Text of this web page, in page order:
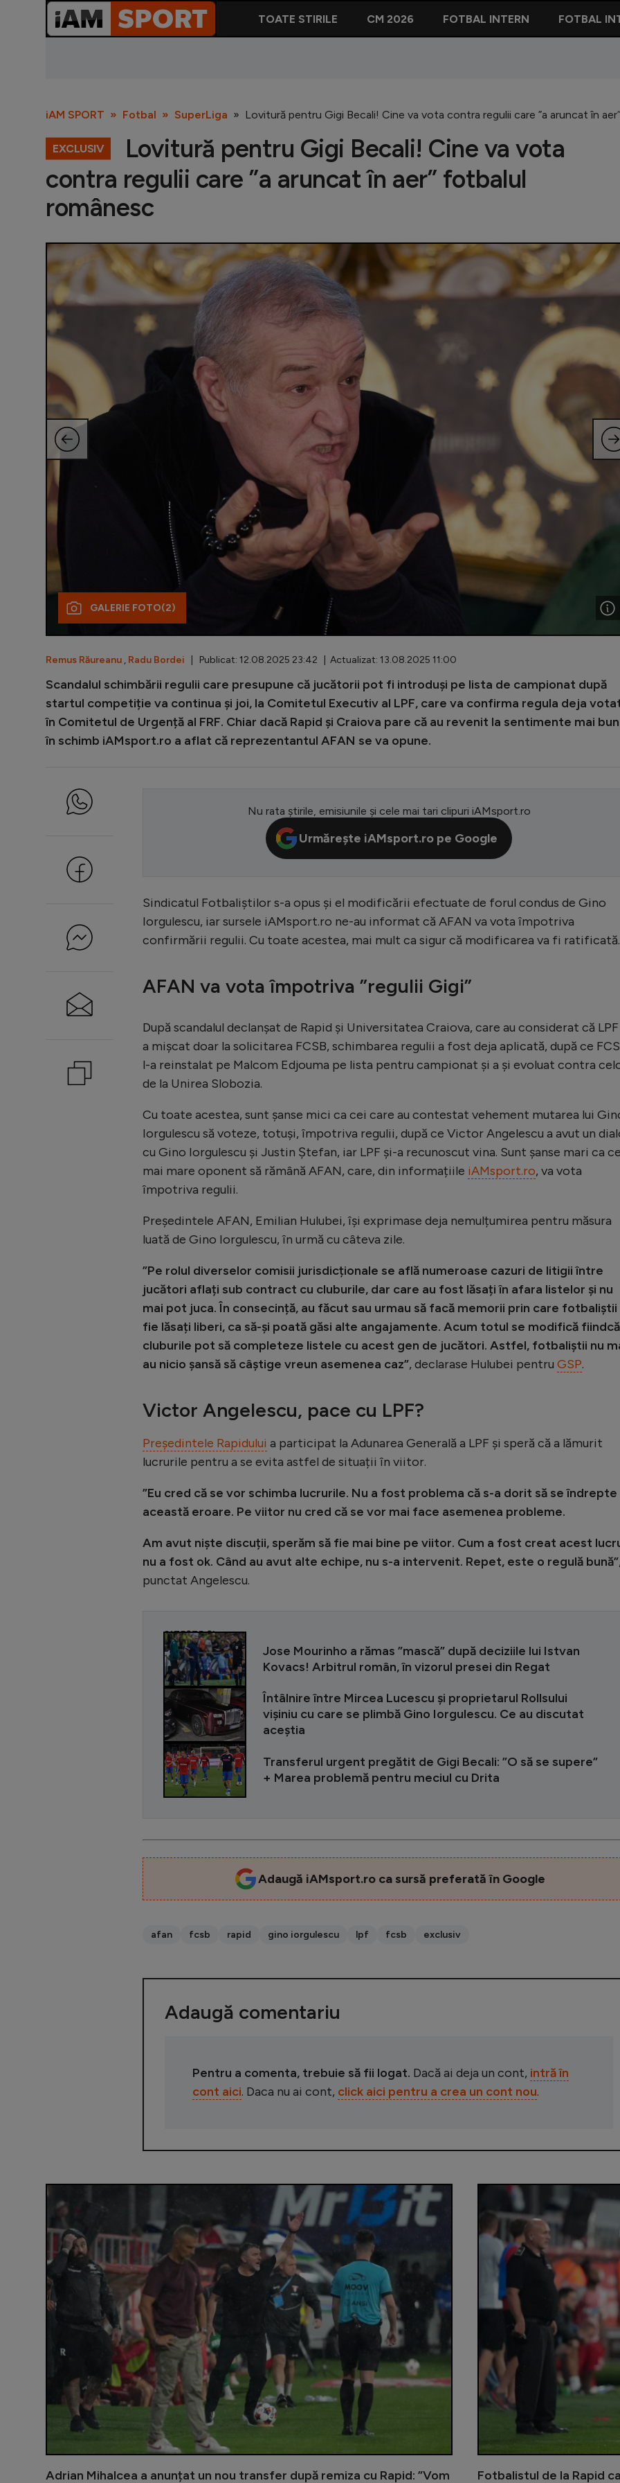
TOATE STIRILE CM 2026 FOTBAL INTERN FOTBAL
iAM SPORT Fotbal SuperLiga Lovitură pentru Gigi Becali! Cine va vota contra regulii care ”a aruncat în
EXCLUSIV
Lovitură pentru Gigi Becali! Cine va vota
contra regulii care ”a aruncat în aer” fotbalul
românesc
GALERIE FOTO(2)
Remus Răureanu , Radu Bordei | Publicat: 12.08.2025 23:42 | Actualizat: 13.08.2025 11:00
Scandalul schimbării regulii care presupune că jucătorii pot fi introduși pe lista de campionat după
startul competiție va continua și joi, la Comitetul Executiv al LPF, care va confirma regula deja
în Comitetul de Urgență al FRF. Chiar dacă Rapid și Craiova pare că au revenit la sentimente mai
în schimb iAMsport.ro a aflat că reprezentantul AFAN se va opune.
Nu rata știrile, emisiunile și cele mai tari clipuri iAMsport.ro
Urmărește iAMsport.ro pe Google
Sindicatul Fotbaliștilor s-a opus și el modificării efectuate de forul condus de Gino
Iorgulescu, iar sursele iAMsport.ro ne-au informat că AFAN va vota împotriva
confirmării regulii. Cu toate acestea, mai mult ca sigur că modificarea va fi ratificată.
AFAN va vota împotriva ”regulii Gigi”
După scandalul declanșat de Rapid și Universitatea Craiova, care au considerat că
a mișcat doar la solicitarea FCSB, schimbarea regulii a fost deja aplicată, după ce
l-a reinstalat pe Malcom Edjouma pe lista pentru campionat și a și evoluat contra
de la Unirea Slobozia.
Cu toate acestea, sunt șanse mici ca cei care au contestat vehement mutarea lui
Iorgulescu să voteze, totuși, împotriva regulii, după ce Victor Angelescu a avut un
cu Gino Iorgulescu și Justin Ștefan, iar LPF și-a recunoscut vina. Sunt șanse mari ca
mai mare oponent să rămână AFAN, care, din informațiile iAMsport.ro, va vota
împotriva regulii.
Președintele AFAN, Emilian Hulubei, își exprimase deja nemulțumirea pentru măsura
luată de Gino Iorgulescu, în urmă cu câteva zile.
”Pe rolul diverselor comisii jurisdicționale se află numeroase cazuri de litigii între
jucători aflați sub contract cu cluburile, dar care au fost lăsați în afara listelor și nu
mai pot juca. În consecință, au făcut sau urmau să facă memorii prin care fotbaliștii
fie lăsați liberi, ca să-și poată găsi alte angajamente. Acum totul se modifică fiindcă
cluburile pot să completeze listele cu acest gen de jucători. Astfel, fotbaliștii nu
au nicio șansă să câștige vreun asemenea caz”, declarase Hulubei pentru GSP.
Victor Angelescu, pace cu LPF?
Președintele Rapidului a participat la Adunarea Generală a LPF și speră că a lămurit
lucrurile pentru a se evita astfel de situații în viitor.
”Eu cred că se vor schimba lucrurile. Nu a fost problema că s-a dorit să se îndrepte
această eroare. Pe viitor nu cred că se vor mai face asemenea probleme.
Am avut niște discuții, sperăm să fie mai bine pe viitor. Cum a fost creat acest
nu a fost ok. Când au avut alte echipe, nu s-a intervenit. Repet, este o regulă bună”
punctat Angelescu.
CITEȘTE ȘI
Jose Mourinho a rămas ”mască” după deciziile lui Istvan
Kovacs! Arbitrul român, în vizorul presei din Regat
Întâlnire între Mircea Lucescu și proprietarul Rollsului
vișiniu cu care se plimbă Gino Iorgulescu. Ce au discutat
aceștia
Transferul urgent pregătit de Gigi Becali: ”O să se supere”
+ Marea problemă pentru meciul cu Drita
Adaugă iAMsport.ro ca sursă preferată în Google
afan fcsb rapid gino iorgulescu lpf fcsb exclusiv
Adaugă comentariu
Pentru a comenta, trebuie să fii logat. Dacă ai deja un cont, intră în
cont aici. Daca nu ai cont, click aici pentru a crea un cont nou.
Adrian Mihalcea a anunțat un nou transfer după remiza cu Rapid: ”Vom Fotbalistul de la Rapid